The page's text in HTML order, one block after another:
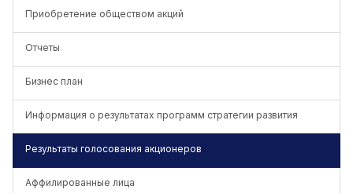
Приобретение обществом акций
Отчеты
Бизнес план
Информация о результатах программ стратегии развития
Результаты голосования акционеров
Аффилированные лица